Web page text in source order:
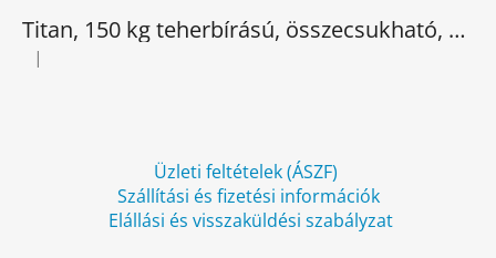
Titan, 150 kg teherbírású, összecsukható, elektromos háromkerekű
A termék értékelése 5-ből 5 csillag.
|
Üzleti feltételek (ÁSZF)
Szállítási és fizetési információk
Elállási és visszaküldési szabályzat